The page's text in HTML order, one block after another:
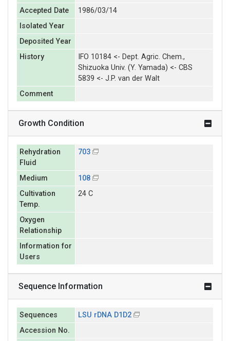
Accepted Date
1986/03/14
Isolated Year
Deposited Year
History
IFO 10184 <- Dept. Agric. Chem.,
Shizuoka Univ. (Y. Yamada) <- CBS
5839 <- J.P. van der Walt
Comment
Growth Condition
Rehydration
Fluid
703
Medium
108
Cultivation
Temp.
24 C
Oxygen
Relationship
Information for
Users
Sequence Information
Sequences
LSU rDNA D1D2
Accession No.